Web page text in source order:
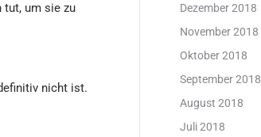
tut, um sie zu
nicht ist.
Dezember 2018
November 2018
Oktober 2018
September 2018
August 2018
Juli 2018